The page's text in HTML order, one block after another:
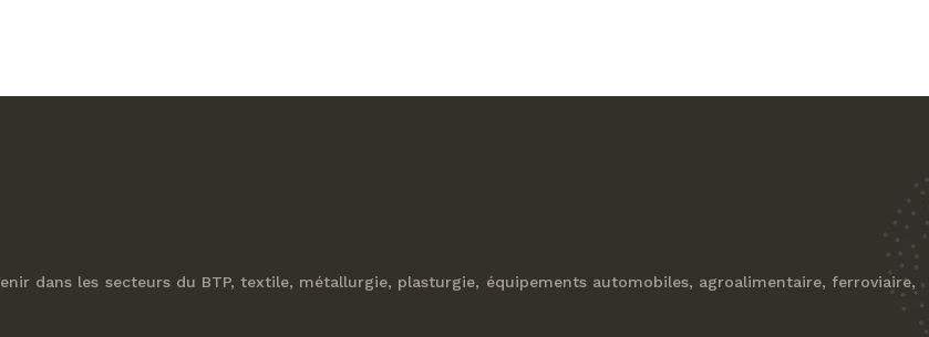
dans les secteurs du BTP, textile, métallurgie, plasturgie, équipements automobiles, agroalimentaire, ferroviaire,